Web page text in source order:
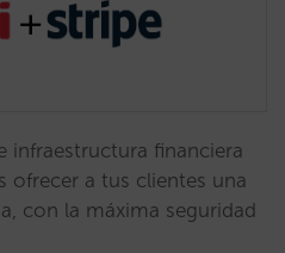
infraestructura financiera
ofrecer a tus clientes una
con la máxima seguridad